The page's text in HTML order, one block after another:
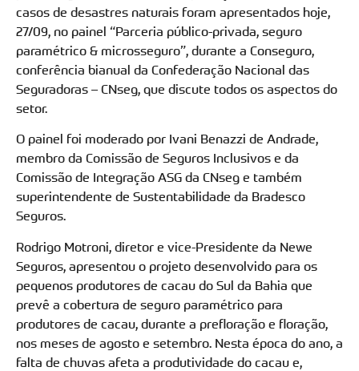
casos de desastres naturais foram apresentados hoje,
27/09, no painel “Parceria público-privada, seguro
paramétrico & microsseguro”, durante a Conseguro,
conferência bianual da Confederação Nacional das
Seguradoras – CNseg, que discute todos os aspectos do
setor.
O painel foi moderado por Ivani Benazzi de Andrade,
membro da Comissão de Seguros Inclusivos e da
Comissão de Integração ASG da CNseg e também
superintendente de Sustentabilidade da Bradesco
Seguros.
Rodrigo Motroni, diretor e vice-Presidente da Newe
Seguros, apresentou o projeto desenvolvido para os
pequenos produtores de cacau do Sul da Bahia que
prevê a cobertura de seguro paramétrico para
produtores de cacau, durante a prefloração e floração,
nos meses de agosto e setembro. Nesta época do ano, a
falta de chuvas afeta a produtividade do cacau e,